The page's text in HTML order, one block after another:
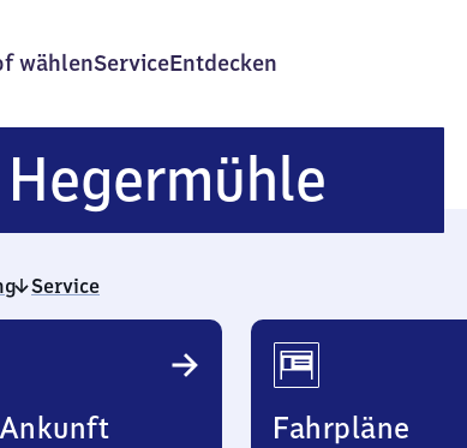
wählenServiceEntdecken
Hegermühle
Service
Fahrpläne